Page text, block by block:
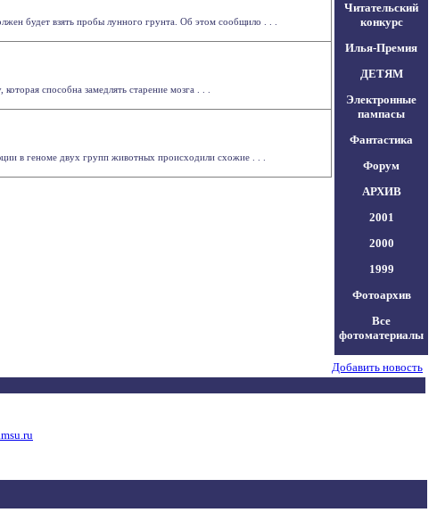
будет взять пробы лунного грунта. Об этом сообщило . . .
способна замедлять старение мозга . . .
в геноме двух групп животных происходили схожие . . .
Читательский
конкурс
Илья-Премия
ДЕТЯМ
Электронные
пампасы
Фантастика
Форум
АРХИВ
2001
2000
1999
Фотоархив
Все
фотоматериалы
Добавить новость